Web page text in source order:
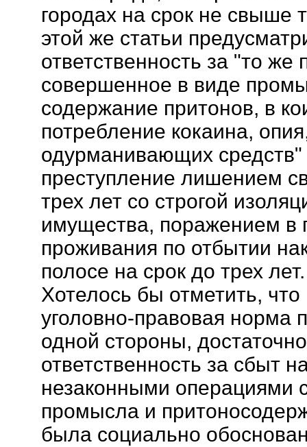
городах на срок не свыше
этой же статьи
ответственность за "то же
совершенное в виде
содержание притонов, в
потребление кокаина,
одурманивающих средств"
преступление лишением
трех лет со строгой
имущества, поражением в
проживания по отбытии
полосе на срок до трех лет.
Хотелось бы отметить, что
уголовно-правовая норма
одной стороны,
ответственность за сбыт
незаконными операциями
промысла и
была социально